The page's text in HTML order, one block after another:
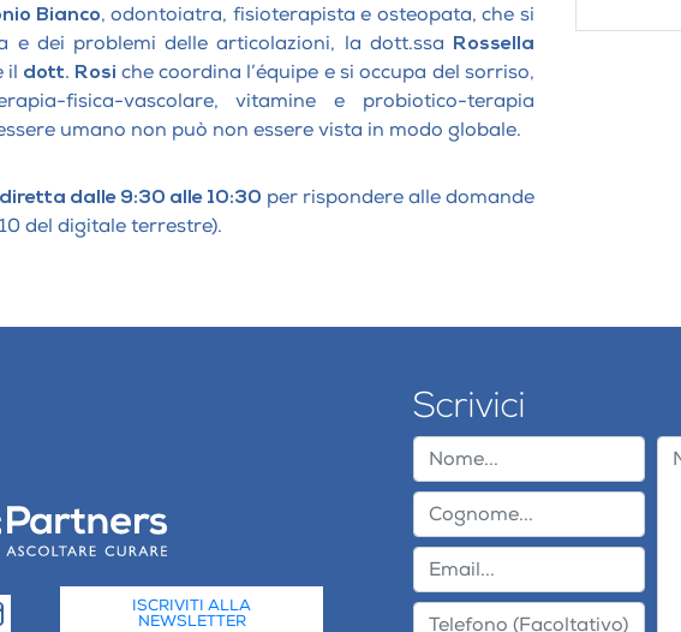
Bianco, odontoiatra, fisioterapista e osteopata, che si
e dei problemi delle articolazioni, la dott.ssa Rossella
il dott. Rosi che coordina l’équipe e si occupa del sorriso,
fisica-vascolare, vitamine e probiotico-terapia
umano non può non essere vista in modo globale.
dalle 9:30 alle 10:30 per rispondere alle domande
del digitale terrestre).
ISCRIVITI ALLA
NEWSLETTER
Scrivici